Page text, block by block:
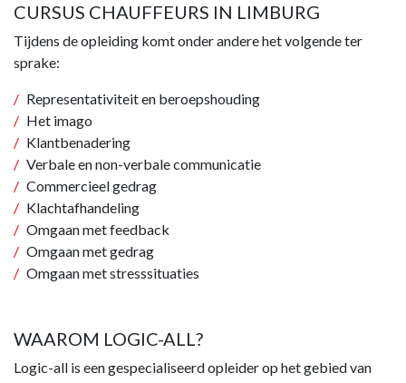
CURSUS CHAUFFEURS IN LIMBURG
Tijdens de opleiding komt onder andere het volgende ter
sprake:
Representativiteit en beroepshouding
Het imago
Klantbenadering
Verbale en non-verbale communicatie
Commercieel gedrag
Klachtafhandeling
Omgaan met feedback
Omgaan met gedrag
Omgaan met stresssituaties
WAAROM LOGIC-ALL?
Logic-all is een gespecialiseerd opleider op het gebied van